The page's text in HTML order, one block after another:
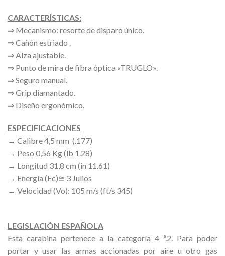
CARACTERÍSTICAS:
⇒ Mecanismo: resorte de disparo único.
⇒ Cañón estriado .
⇒ Alza ajustable.
⇒ Punto de mira de fibra óptica «TRUGLO».
⇒ Seguro manual.
⇒ Grip diamantado.
⇒ Diseño ergonómico.
ESPECIFICACIONES
→ Calibre 4,5 mm (.177)
→ Peso 0,56 Kg (lb 1.28)
→ Longitud 31,8 cm (in 11.61)
→ Energía (Ec)≅ 3 Julios
→ Velocidad (Vo): 105 m/s (ft/s 345)
LEGISLACIÓN ESPAÑOLA
Esta carabina pertenece a la categoría 4 ª.2. Para poder
portar y usar las armas accionadas por aire u otro gas